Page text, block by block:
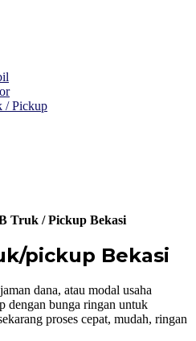
/ Pickup
Truk / Pickup Bekasi
pickup Bekasi
dana, atau modal usaha
dengan bunga ringan untuk
proses cepat, mudah, ringan